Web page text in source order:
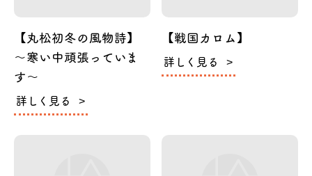
【丸松初冬の風物詩】
～寒い中頑張っていま
す～
詳しく見る
【戦国カロム】
詳しく見る